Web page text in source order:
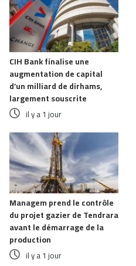
CIH Bank finalise une
augmentation de capital
d’un milliard de dirhams,
largement souscrite
il y a 1 jour
Managem prend le contrôle
du projet gazier de Tendrara
avant le démarrage de la
production
il y a 1 jour